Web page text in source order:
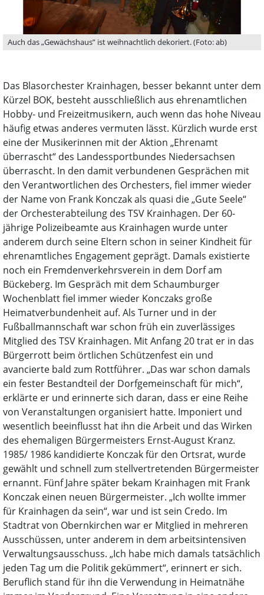
Auch das „Gewächshaus” ist weihnachtlich dekoriert. (Foto: ab)
Das Blasorchester Krainhagen, besser bekannt unter dem
Kürzel BOK, besteht ausschließlich aus ehrenamtlichen
Hobby- und Freizeitmusikern, auch wenn das hohe Niveau
häufig etwas anderes vermuten lässt. Kürzlich wurde erst
eine der Musikerinnen mit der Aktion „Ehrenamt
überrascht“ des Landessportbundes Niedersachsen
überrascht. In den damit verbundenen Gesprächen mit
den Verantwortlichen des Orchesters, fiel immer wieder
der Name von Frank Konczak als quasi die „Gute Seele“
der Orchesterabteilung des TSV Krainhagen. Der 60-
jährige Polizeibeamte aus Krainhagen wurde unter
anderem durch seine Eltern schon in seiner Kindheit für
ehrenamtliches Engagement geprägt. Damals existierte
noch ein Fremdenverkehrsverein in dem Dorf am
Bückeberg. Im Gespräch mit dem Schaumburger
Wochenblatt fiel immer wieder Konczaks große
Heimatverbundenheit auf. Als Turner und in der
Fußballmannschaft war schon früh ein zuverlässiges
Mitglied des TSV Krainhagen. Mit Anfang 20 trat er in das
Bürgerrott beim örtlichen Schützenfest ein und
avancierte bald zum Rottführer. „Das war schon damals
ein fester Bestandteil der Dorfgemeinschaft für mich“,
erklärte er und erinnerte sich daran, dass er eine Reihe
von Veranstaltungen organisiert hatte. Imponiert und
wesentlich beeinflusst hat ihn die Arbeit und das Wirken
des ehemaligen Bürgermeisters Ernst-August Kranz.
1985/ 1986 kandidierte Konczak für den Ortsrat, wurde
gewählt und schnell zum stellvertretenden Bürgermeister
ernannt. Fünf Jahre später bekam Krainhagen mit Frank
Konczak einen neuen Bürgermeister. „Ich wollte immer
für Krainhagen da sein“, war und ist sein Credo. Im
Stadtrat von Obernkirchen war er Mitglied in mehreren
Ausschüssen, unter anderem in dem arbeitsintensiven
Verwaltungsausschuss. „Ich habe mich damals tatsächlich
jeden Tag um die Politik gekümmert“, erinnert er sich.
Beruflich stand für ihn die Verwendung in Heimatnähe